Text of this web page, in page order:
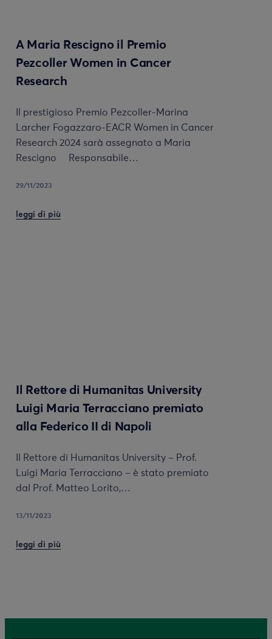
A Maria Rescigno il Premio
Pezcoller Women in Cancer
Research
Il prestigioso Premio Pezcoller-Marina
Larcher Fogazzaro-EACR Women in Cancer
Research 2024 sarà assegnato a Maria
Rescigno Responsabile…
29/11/2023
leggi di più
Il Rettore di Humanitas University
Luigi Maria Terracciano premiato
alla Federico II di Napoli
Il Rettore di Humanitas University – Prof.
Luigi Maria Terracciano – è stato premiato
dal Prof. Matteo Lorito,…
13/11/2023
leggi di più